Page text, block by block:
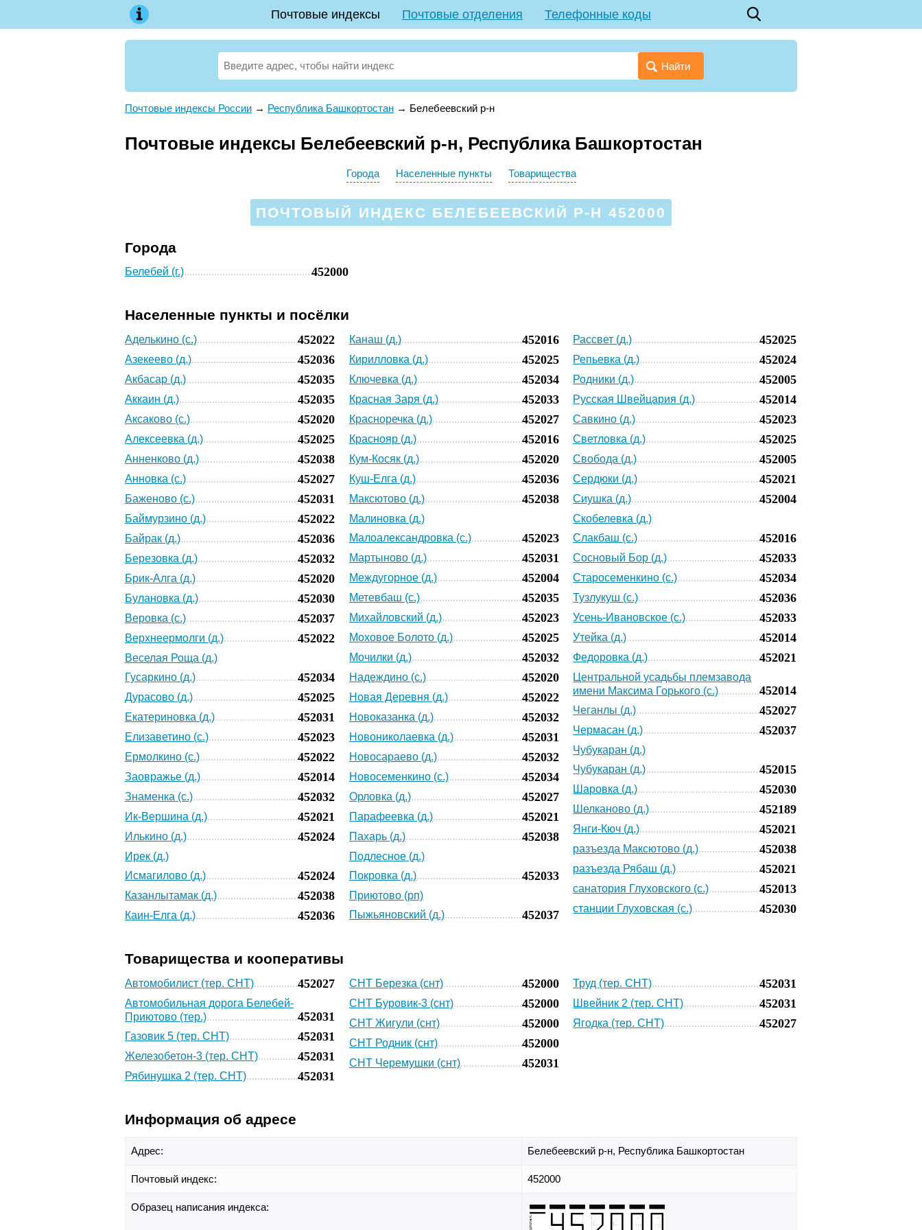
Почтовые индексы Почтовые отделения Телефонные коды
Найти
Почтовые индексы России → Республика Башкортостан → Белебеевский р-н
Почтовые индексы Белебеевский р-н, Республика Башкортостан
Города Населенные пункты Товарищества
ПОЧТОВЫЙ ИНДЕКС БЕЛЕБЕЕВСКИЙ Р-Н 452000
Города
Белебей (г.) 452000
Населенные пункты и посёлки
Аделькино (с.) 452022
Азекеево (д.) 452036
Акбасар (д.) 452035
Аккаин (д.) 452035
Аксаково (с.) 452020
Алексеевка (д.) 452025
Анненково (д.) 452038
Анновка (с.) 452027
Баженово (с.) 452031
Баймурзино (д.) 452022
Байрак (д.) 452036
Березовка (д.) 452032
Брик-Алга (д.) 452020
Булановка (д.) 452030
Веровка (с.) 452037
Верхнеермолги (д.) 452022
Веселая Роща (д.)
Гусаркино (д.)
452034
Дурасово (д.) 452025
Екатериновка (д.) 452031
Елизаветино (с.) 452023
Ермолкино (с.) 452022
Заовражье (д.) 452014
Знаменка (с.) 452032
Ик-Вершина (д.) 452021
Илькино (д.) 452024
Ирек (д.)
Исмагилово (д.)
452024
Казанлытамак (д.) 452038
Каин-Елга (д.) 452036
Канаш (д.) 452016
Кирилловка (д.) 452025
Ключевка (д.) 452034
Красная Заря (д.) 452033
Красноречка (д.) 452027
Краснояр (д.) 452016
Кум-Косяк (д.) 452020
Куш-Елга (д.) 452036
Максютово (д.) 452038
Малиновка (д.)
Малоалександровка (с.)
452023
Мартыново (д.) 452031
Междугорное (д.) 452004
Метевбаш (с.) 452035
Михайловский (д.) 452023
Моховое Болото (д.) 452025
Мочилки (д.) 452032
Надеждино (с.) 452020
Новая Деревня (д.) 452022
Новоказанка (д.) 452032
Новониколаевка (д.) 452031
Новосараево (д.) 452032
Новосеменкино (с.) 452034
Орловка (д.) 452027
Парафеевка (д.) 452021
Пахарь (д.) 452038
Подлесное (д.)
Покровка (д.)
452033
Приютово (рп)
Пыжьяновский (д.)
452037
Рассвет (д.) 452025
Репьевка (д.) 452024
Родники (д.) 452005
Русская Швейцария (д.) 452014
Савкино (д.) 452023
Светловка (д.) 452025
Свобода (д.) 452005
Сердюки (д.) 452021
Сиушка (д.) 452004
Скобелевка (д.)
Слакбаш (с.)
452016
Сосновый Бор (д.) 452033
Старосеменкино (с.) 452034
Тузлукуш (с.) 452036
Усень-Ивановское (с.) 452033
Утейка (д.) 452014
Федоровка (д.) 452021
Центральной усадьбы племзавода
имени Максима Горького (с.)
452014
Чеганлы (д.) 452027
Чермасан (д.) 452037
Чубукаран (д.)
Чубукаран (д.)
452015
Шаровка (д.) 452030
Шелканово (д.) 452189
Янги-Кюч (д.) 452021
разъезда Максютово (д.) 452038
разъезда Рябаш (д.) 452021
санатория Глуховского (с.) 452013
станции Глуховская (с.) 452030
Товарищества и кооперативы
Автомобилист (тер. СНТ) 452027
Автомобильная дорога Белебей-
Приютово (тер.)
452031
Газовик 5 (тер. СНТ) 452031
Железобетон-3 (тер. СНТ) 452031
Рябинушка 2 (тер. СНТ) 452031
СНТ Березка (снт) 452000
СНТ Буровик-3 (снт) 452000
СНТ Жигули (снт) 452000
СНТ Родник (снт) 452000
СНТ Черемушки (снт) 452031
Труд (тер. СНТ) 452031
Швейник 2 (тер. СНТ) 452031
Ягодка (тер. СНТ) 452027
Информация об адресе
Адрес: Белебеевский р-н, Республика Башкортостан
Почтовый индекс: 452000
Образец написания индекса: